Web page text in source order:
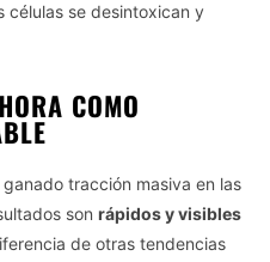
células se desintoxican y
COMO
tracción masiva en las
son rápidos y visibles
de otras tendencias